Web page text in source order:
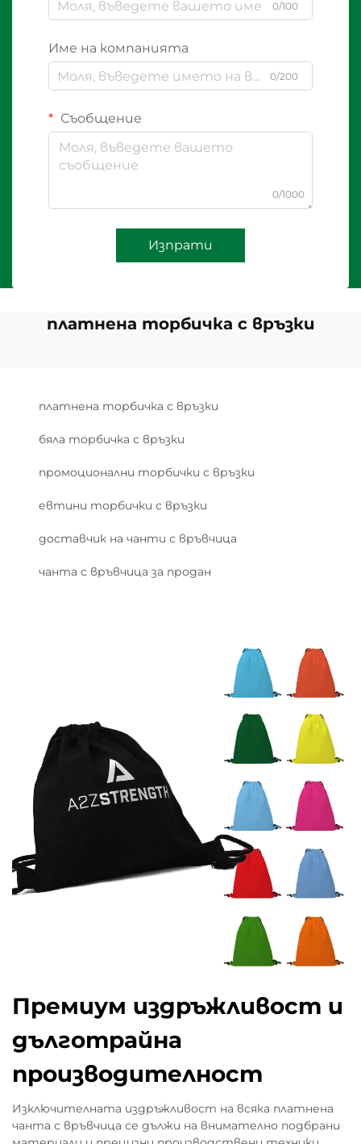
0/100
Име на компанията
0/200
Съобщение
0/1000
Изпрати
платнена торбичка с връзки
платнена торбичка с връзки
бяла торбичка с връзки
промоционални торбички с връзки
евтини торбички с връзки
доставчик на чанти с връвчица
чанта с връвчица за продан
Премиум издръжливост и
дълготрайна
производителност
Изключителната издръжливост на всяка платнена
чанта с връвчица се дължи на внимателно подбрани